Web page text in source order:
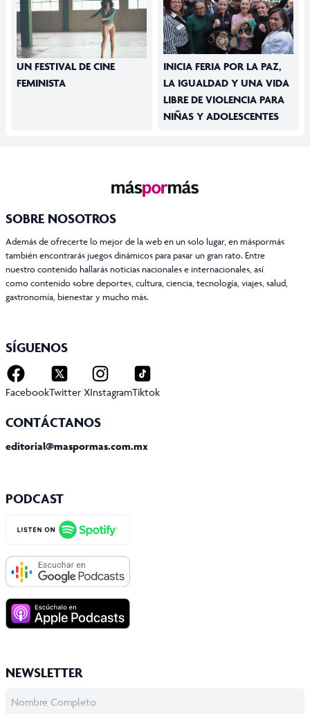
UN FESTIVAL DE CINE
FEMINISTA
INICIA FERIA POR LA PAZ,
LA IGUALDAD Y UNA VIDA
LIBRE DE VIOLENCIA PARA
NIÑAS Y ADOLESCENTES
SOBRE NOSOTROS
Además de ofrecerte lo mejor de la web en un solo lugar, en máspormás
también encontrarás juegos dinámicos para pasar un gran rato. Entre
nuestro contenido hallarás noticias nacionales e internacionales, así
como contenido sobre deportes, cultura, ciencia, tecnología, viajes, salud,
gastronomía, bienestar y mucho más.
SÍGUENOS
FacebookTwitter XInstagramTiktok
CONTÁCTANOS
editorial@maspormas.com.mx
PODCAST
NEWSLETTER